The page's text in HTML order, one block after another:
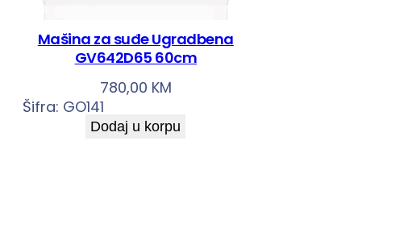
Mašina za suđe Ugradbena
GV642D65 60cm
780,00 KM
Šifra: GO141
Dodaj u korpu